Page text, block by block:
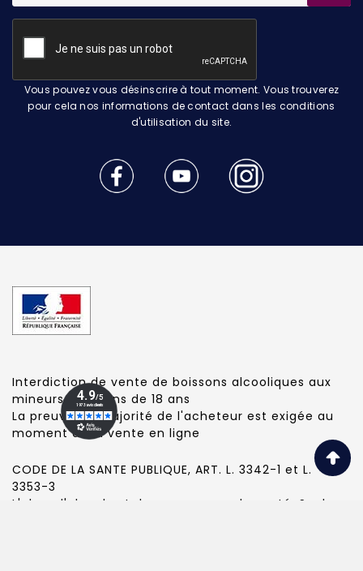
Vous pouvez vous désinscrire à tout moment. Vous trouverez
pour cela nos informations de contact dans les conditions
d'utilisation du site.
Interdiction de vente de boissons alcooliques aux
mineurs de moins de 18 ans
La preuve de majorité de l'acheteur est exigée au
moment de la vente en ligne
CODE DE LA SANTE PUBLIQUE, ART. L. 3342-1 et L.
3353-3
L'abus d'alcool est dangereux pour la santé. Sachez